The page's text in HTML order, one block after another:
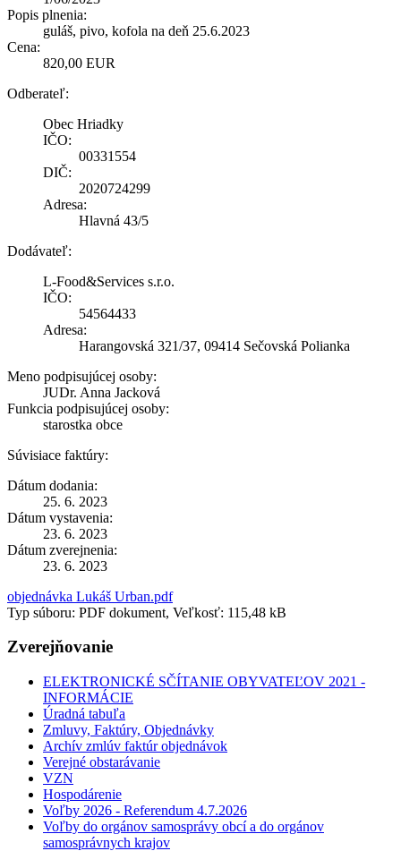
Popis plnenia:
guláš, pivo, kofola na deň 25.6.2023
Cena:
820,00 EUR
Odberateľ:
Obec Hriadky
IČO:
00331554
DIČ:
2020724299
Adresa:
Hlavná 43/5
Dodávateľ:
L-Food&Services s.r.o.
IČO:
54564433
Adresa:
Harangovská 321/37, 09414 Sečovská Polianka
Meno podpisujúcej osoby:
JUDr. Anna Jacková
Funkcia podpisujúcej osoby:
starostka obce
Súvisiace faktúry:
Dátum dodania:
25. 6. 2023
Dátum vystavenia:
23. 6. 2023
Dátum zverejnenia:
23. 6. 2023
objednávka Lukáš Urban.pdf
Typ súboru: PDF dokument, Veľkosť: 115,48 kB
Zverejňovanie
ELEKTRONICKÉ SČÍTANIE OBYVATEĽOV 2021 -
INFORMÁCIE
Úradná tabuľa
Zmluvy, Faktúry, Objednávky
Archív zmlúv faktúr objednávok
Verejné obstarávanie
VZN
Hospodárenie
Voľby 2026 - Referendum 4.7.2026
Voľby do orgánov samosprávy obcí a do orgánov
samosprávnych krajov